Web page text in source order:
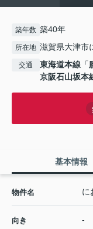
築年数 築40年
所在地 滋賀県大津市
交通 東海道本線 「
京阪石山坂本
基本情報
物件名 に
向き -